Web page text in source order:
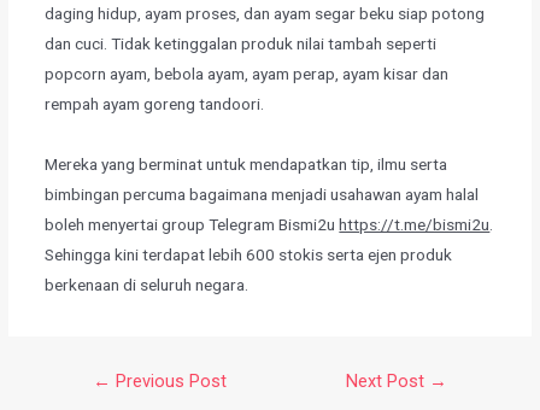
daging hidup, ayam proses, dan ayam segar beku siap potong
dan cuci. Tidak ketinggalan produk nilai tambah seperti
popcorn ayam, bebola ayam, ayam perap, ayam kisar dan
rempah ayam goreng tandoori.
Mereka yang berminat untuk mendapatkan tip, ilmu serta
bimbingan percuma bagaimana menjadi usahawan ayam halal
boleh menyertai group Telegram Bismi2uhttps://t.me/bismi2u
Sehingga kini terdapat lebih 600 stokis serta ejen produk
berkenaan di seluruh negara.
← Previous Post Next Post →